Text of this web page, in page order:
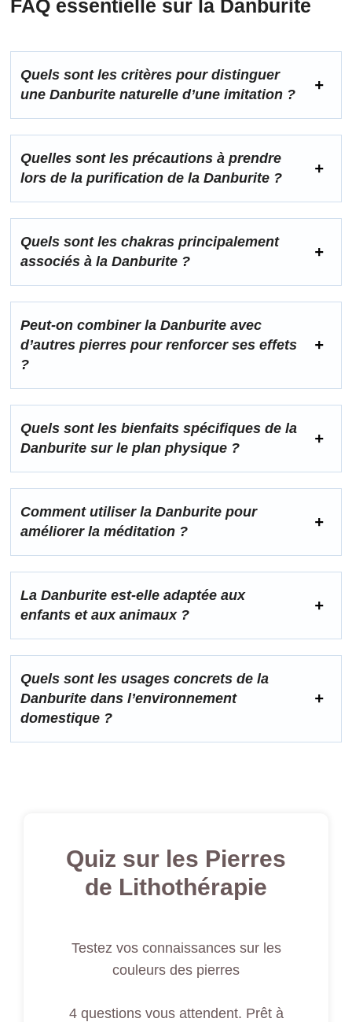
FAQ essentielle sur la Danburite
Quels sont les critères pour distinguer
une Danburite naturelle d’une imitation ?
Quelles sont les précautions à prendre
lors de la purification de la Danburite ?
Quels sont les chakras principalement
associés à la Danburite ?
Peut-on combiner la Danburite avec
d’autres pierres pour renforcer ses effets
?
Quels sont les bienfaits spécifiques de la
Danburite sur le plan physique ?
Comment utiliser la Danburite pour
améliorer la méditation ?
La Danburite est-elle adaptée aux
enfants et aux animaux ?
Quels sont les usages concrets de la
Danburite dans l’environnement
domestique ?
Quiz sur les Pierres
de Lithothérapie
Testez vos connaissances sur les
couleurs des pierres
4 questions vous attendent. Prêt à